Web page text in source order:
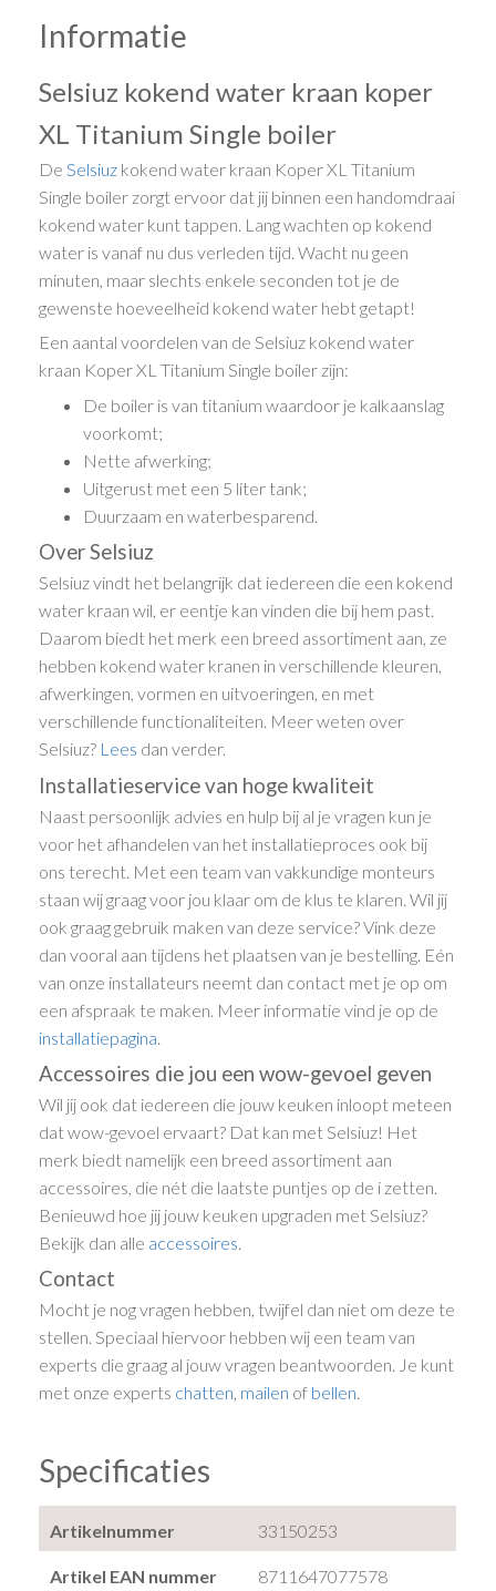
Informatie
Selsiuz kokend water kraan koper
XL Titanium Single boiler
DeSelsiuz kokend water kraan Koper XL Titanium
Single boiler zorgt ervoor dat jij binnen een handomdraai
kokend water kunt tappen. Lang wachten op kokend
water is vanaf nu dus verleden tijd. Wacht nu geen
minuten, maar slechts enkele seconden tot je de
gewenste hoeveelheid kokend water hebt getapt!
Een aantal voordelen van de Selsiuz kokend water
kraan Koper XL Titanium Single boiler zijn:
De boiler is van titanium waardoor je kalkaanslag
voorkomt;
Nette afwerking;
Uitgerust met een 5 liter tank;
Duurzaam en waterbesparend.
Over Selsiuz
Selsiuz vindt het belangrijk dat iedereen die een kokend
water kraan wil, er eentje kan vinden die bij hem past.
Daarom biedt het merk een breed assortiment aan, ze
hebben kokend water kranen in verschillende kleuren,
afwerkingen, vormen en uitvoeringen, en met
verschillende functionaliteiten. Meer weten over
Selsiuz? Lees dan verder.
Installatieservice van hoge kwaliteit
Naast persoonlijk advies en hulp bij al je vragen kun je
voor het afhandelen van het installatieproces ook bij
ons terecht. Met een team van vakkundige monteurs
staan wij graag voor jou klaar om de klus te klaren. Wil jij
ook graag gebruik maken van deze service? Vink deze
dan vooral aan tijdens het plaatsen van je bestelling. Eén
van onze installateurs neemt dan contact met je op om
een afspraak te maken. Meer informatie vind je op de
installatiepagina
Accessoires die jou een wow-gevoel geven
Wil jij ook dat iedereen die jouw keuken inloopt meteen
dat wow-gevoel ervaart? Dat kan met Selsiuz! Het
merk biedt namelijk een breed assortiment aan
accessoires, die nét die laatste puntjes op de i zetten.
Benieuwd hoe jij jouw keuken upgraden met Selsiuz?
Bekijk dan alle accessoires.
Contact
Mocht je nog vragen hebben, twijfel dan niet om deze te
stellen. Speciaal hiervoor hebben wij een team van
experts die graag al jouw vragen beantwoorden. Je kunt
met onze experts chatten, mailen of bellen.
Specificaties
Artikelnummer 33150253
Artikel EAN nummer 8711647077578